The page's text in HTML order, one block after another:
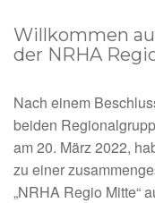
Willkommen
der NRHA
Nach einem
beiden
am 20. März 2022,
zu einer
„NRHA Regio Mitte“